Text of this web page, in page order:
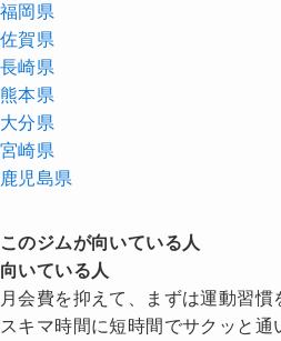
福岡県
佐賀県
長崎県
熊本県
大分県
宮崎県
鹿児島県
このジムが向いている人
向いている人
月会費を抑えて、まずは運動習慣
スキマ時間に短時間でサクッと